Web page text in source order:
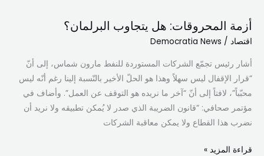
أزمة المحروقات: هل يتجاوب البرلمان؟
اقتصاد /
Democratia News
أشار رئيس تجمّع الشركات المستوردة للنفط مارون شماس، إلى أنّ
“قرار الإقفال ليس سهلاً وهذا هو الحلّ الأخير بالنّسبة إلينا رغم أنّه ليس
محبّباً”، لافتاً إلى أنّ “آخر ما نريده هو التوقف عن العمل”. وأضاف في
مؤتمر صحافي: “قانون الضريبة الذي صدر لا يُمكن تطبيقه ولا نريد أن
نضرب هذا القطاع ولا يمكن معاقبة الشركات
هل
يتجاوب
البرلمان؟
قراءة المزيد »